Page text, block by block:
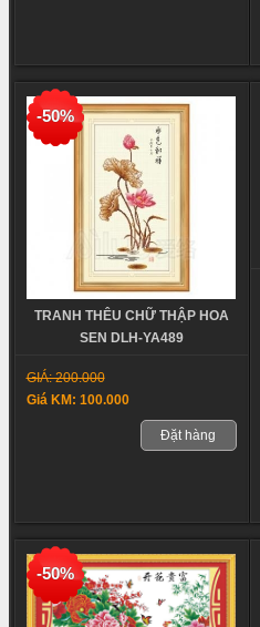
-50%
TRANH THÊU CHỮ THẬP HOA
SEN DLH-YA489
GIÁ: 200.000
Giá KM: 100.000
Đặt hàng
-50%